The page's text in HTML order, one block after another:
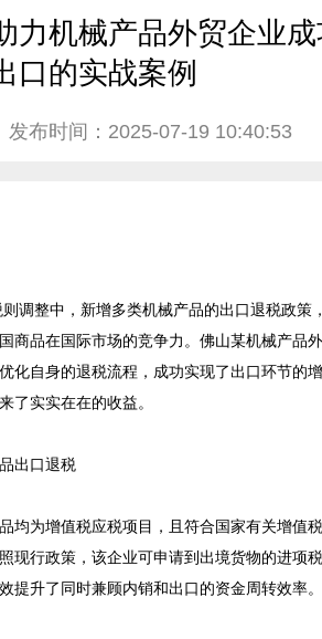
力机械产品外贸企业
口的实战案例
发布时间：2025-07-19 10:40:53
调整中，新增多类机械产品的出口退税政策
商品在国际市场的竞争力。佛山某机械产品
化自身的退税流程，成功实现了出口环节的
了实实在在的收益。
出口退税
均为增值税应税项目，且符合国家有关增值
现行政策，该企业可申请到出境货物的进项
提升了同时兼顾内销和出口的资金周转效率